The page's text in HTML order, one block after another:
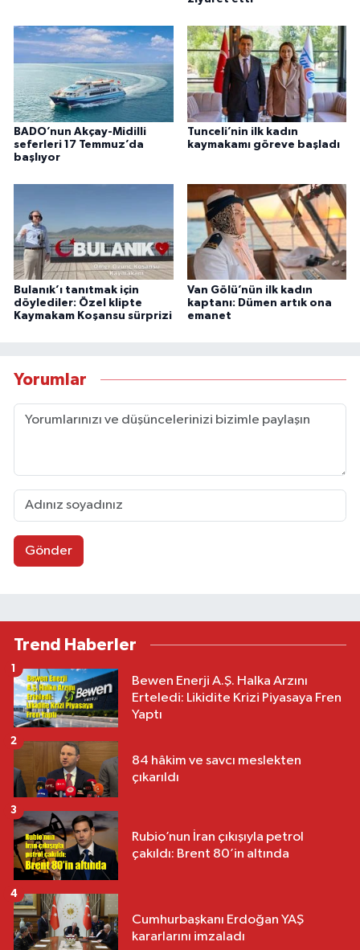
BADO’nun Akçay-Midilli
seferleri 17 Temmuz’da
başlıyor
Tunceli’nin ilk kadın
kaymakamı göreve başladı
Bulanık’ı tanıtmak için
döylediler: Özel klipte
Kaymakam Koşansu sürprizi
Van Gölü’nün ilk kadın
kaptanı: Dümen artık ona
emanet
Yorumlar
Gönder
Trend Haberler
Bewen Enerji A.Ş. Halka Arzını
Erteledi: Likidite Krizi Piyasaya Fren
Yaptı
1
84 hâkim ve savcı meslekten
çıkarıldı
2
Rubio’nun İran çıkışıyla petrol
çakıldı: Brent 80’in altında
3
Cumhurbaşkanı Erdoğan YAŞ
kararlarını imzaladı
4